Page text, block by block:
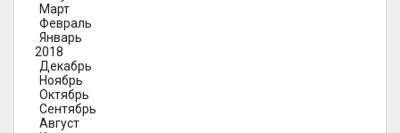
Март
Февраль
Январь
2018
Декабрь
Ноябрь
Октябрь
Сентябрь
Август